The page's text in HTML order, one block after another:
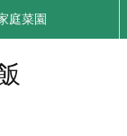
庭菜園